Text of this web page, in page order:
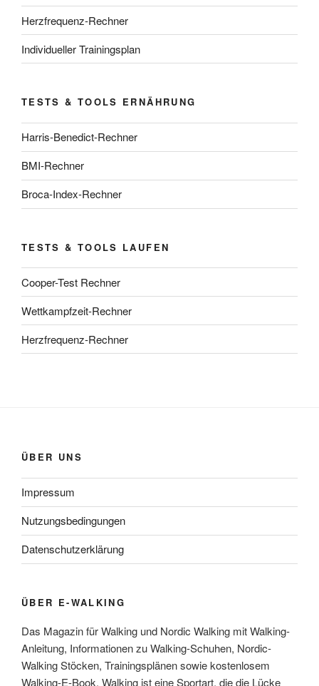
Herzfrequenz-Rechner
Individueller Trainingsplan
TESTS & TOOLS ERNÄHRUNG
Harris-Benedict-Rechner
BMI-Rechner
Broca-Index-Rechner
TESTS & TOOLS LAUFEN
Cooper-Test Rechner
Wettkampfzeit-Rechner
Herzfrequenz-Rechner
ÜBER UNS
Impressum
Nutzungsbedingungen
Datenschutzerklärung
ÜBER E-WALKING
Das Magazin für Walking und Nordic Walking mit Walking-
Anleitung, Informationen zu Walking-Schuhen, Nordic-
Walking Stöcken, Trainingsplänen sowie kostenlosem
Walking-E-Book. Walking ist eine Sportart, die die Lücke